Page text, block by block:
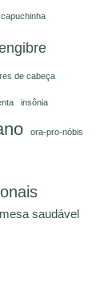
capuchinha
de cabeça
insônia
ora-pro-nóbis
saudável